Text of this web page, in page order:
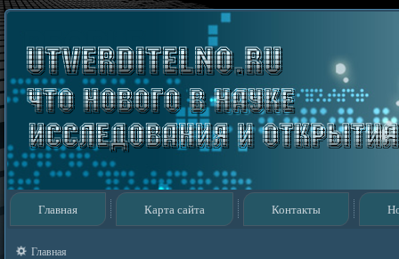
Главная Карта сайта Контакты
Главная